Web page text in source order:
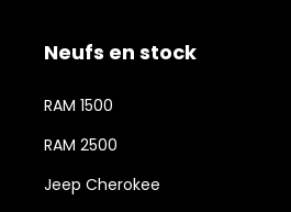
Neufs en stock
RAM 1500
RAM 2500
Jeep Cherokee